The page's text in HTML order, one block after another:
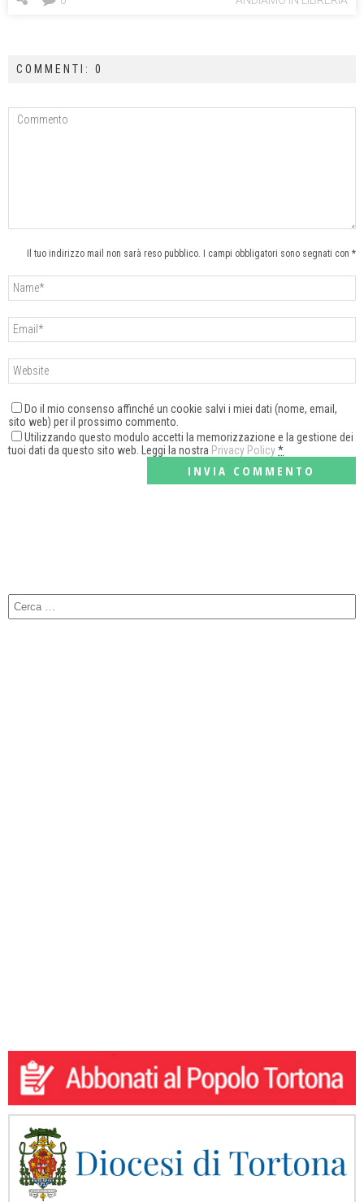
COMMENTI: 0
Il tuo indirizzo mail non sarà reso pubblico. I campi obbligatori sono segnati con *
Do il mio consenso affinché un cookie salvi i miei dati (nome, email,
sito web) per il prossimo commento.
Utilizzando questo modulo accetti la memorizzazione e la gestione dei
tuoi dati da questo sito web. Leggi la nostra Privacy Policy*